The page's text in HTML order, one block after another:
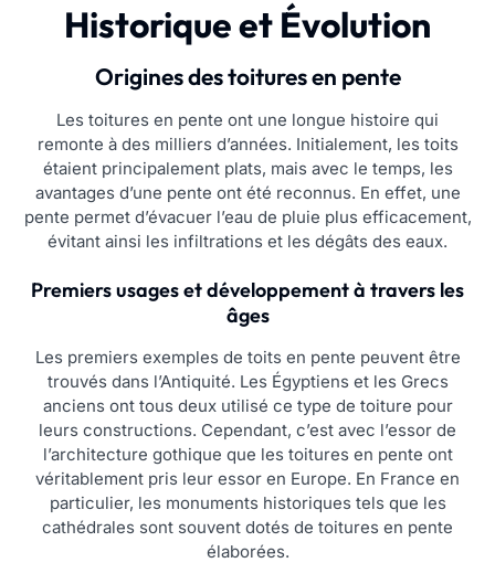
Historique et Évolution
Origines des toitures en pente
Les toitures en pente ont une longue histoire qui
remonte à des milliers d’années. Initialement, les toits
étaient principalement plats, mais avec le temps, les
avantages d’une pente ont été reconnus. En effet, une
pente permet d’évacuer l’eau de pluie plus efficacement,
évitant ainsi les infiltrations et les dégâts des eaux.
Premiers usages et développement à travers les
âges
Les premiers exemples de toits en pente peuvent être
trouvés dans l’Antiquité. Les Égyptiens et les Grecs
anciens ont tous deux utilisé ce type de toiture pour
leurs constructions. Cependant, c’est avec l’essor de
l’architecture gothique que les toitures en pente ont
véritablement pris leur essor en Europe. En France en
particulier, les monuments historiques tels que les
cathédrales sont souvent dotés de toitures en pente
élaborées.